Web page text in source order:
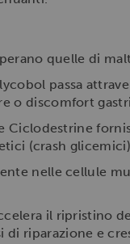
quelle di
passa
o discomfort
Ciclodestrine
(crash
nelle cellule
il ripristino
di riparazione e